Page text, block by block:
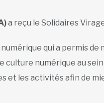
a reçu le Solidaires
qui a permis
numérique au sein
et les activités afin de